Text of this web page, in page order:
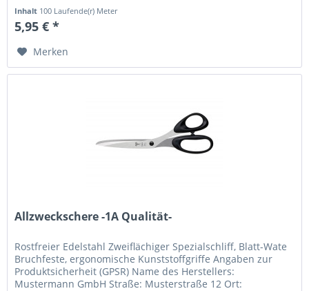
Inhalt 100 Laufende(r) Meter
5,95 € *
Merken
Allzweckschere -1A Qualität-
Rostfreier Edelstahl Zweiflächiger Spezialschliff, Blatt-Wate
Bruchfeste, ergonomische Kunststoffgriffe Angaben zur
Produktsicherheit (GPSR) Name des Herstellers:
Mustermann GmbH Straße: Musterstraße 12 Ort: